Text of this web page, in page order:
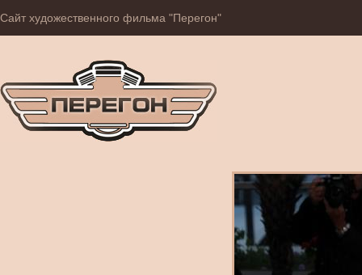
Сайт художественного фильма "Перегон"